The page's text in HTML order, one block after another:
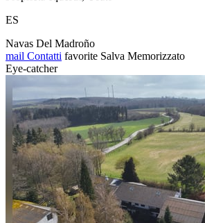
ES
Navas Del Madroño
mail Contatti favorite Salva Memorizzato
Eye-catcher